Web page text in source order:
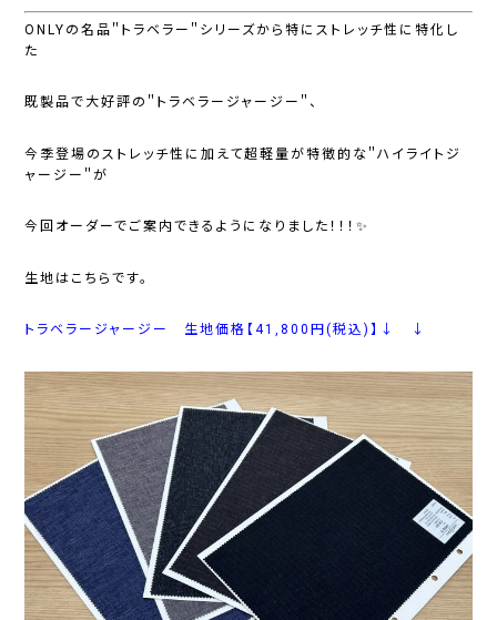
ONLYの名品＂トラベラー＂シリーズから特にストレッチ性に特化し
た
既製品で大好評の ＂トラベラージャージー＂ 、
今季登場のストレッチ性に加えて超軽量が特徴的な ＂ハイライトジ
ャージー＂が
今回オーダーでご案内できるようになりました！！！✨
生地はこちらです。
トラベラージャージー 生地価格【41,800円(税込)】↓ ↓